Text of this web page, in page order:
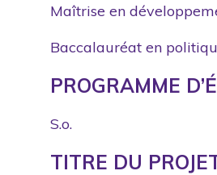
Maîtrise en
Baccalauréat en
PROGRAMME
S.o.
TITRE DU